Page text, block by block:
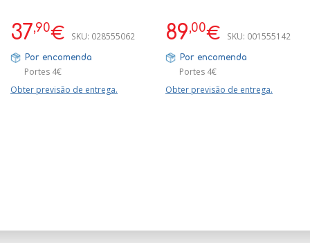
37,90€ SKU: 028555062
Por encomenda
Portes 4€
Obter previsão de entrega.
360 - ROSTO + CORPO
89,00€ SKU: 001555142
Por encomenda
Portes 4€
Obter previsão de entrega.